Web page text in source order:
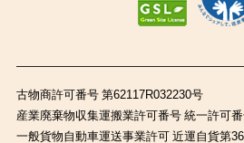
古物商許可番号 第62117R032230号
産業廃棄物収集運搬業許可番号 統一許可
一般貨物自動車運送事業許可 近運自貨第